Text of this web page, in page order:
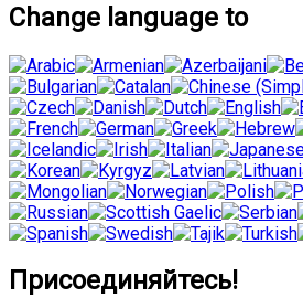
Change language to
Присоединяйтесь!